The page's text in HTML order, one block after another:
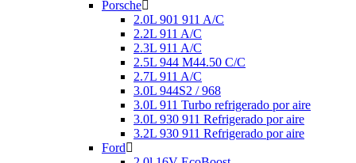
Porsche
2.0L 901 911 A/C
2.2L 911 A/C
2.3L 911 A/C
2.5L 944 M44.50 C/C
2.7L 911 A/C
3.0L 944S2 / 968
3.0L 911 Turbo refrigerado por aire
3.0L 930 911 Refrigerado por aire
3.2L 930 911 Refrigerado por aire
Ford